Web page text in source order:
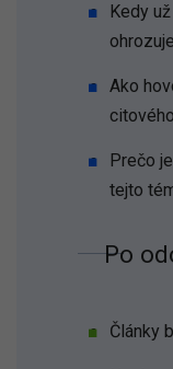
Kedy
Ako
Prečo
tejto
Po
Články